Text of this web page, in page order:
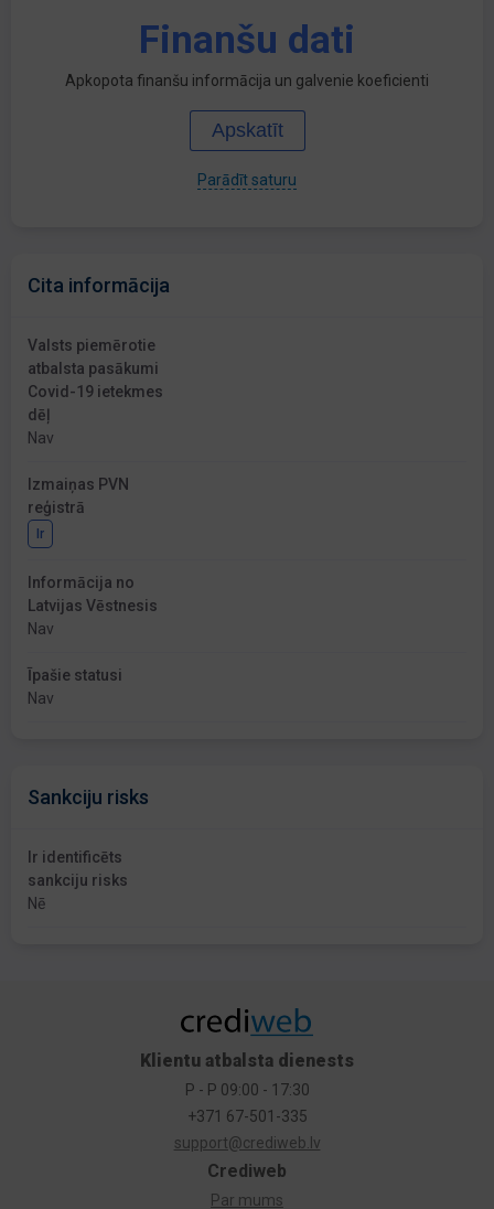
Finanšu dati
Apkopota finanšu informācija un galvenie koeficienti
Apskatīt
Parādīt saturu
Cita informācija
Valsts piemērotie
atbalsta pasākumi
Covid-19 ietekmes
dēļ
Nav
Izmaiņas PVN
reģistrā
Ir
Informācija no
Latvijas Vēstnesis
Nav
Īpašie statusi
Nav
Sankciju risks
Ir identificēts
sankciju risks
Nē
Crediweb
Par mums
Klientu atbalsta dienests
P - P 09:00 - 17:30
+371 67-501-335
support@crediweb.lv